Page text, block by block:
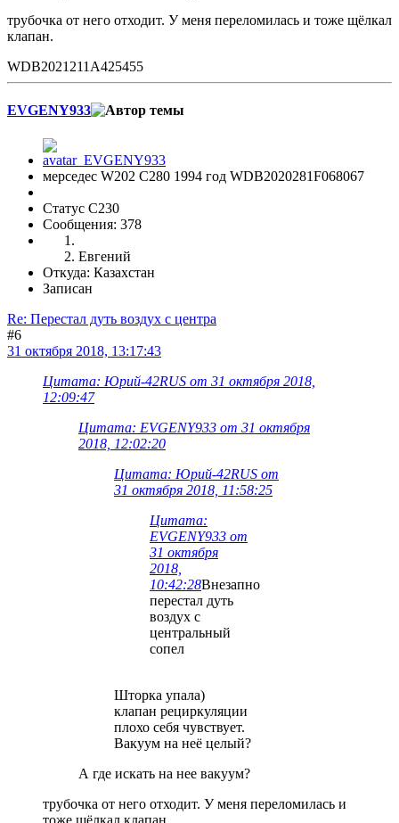
трубочка от него отходит. У меня переломилась и тоже щёлкал
клапан.
WDB2021211A425455
EVGENY933
мерседес W202 С280 1994 год WDB2020281F068067
Статус C230
Сообщения: 378
Евгений
Откуда: Казахстан
Записан
Re: Перестал дуть воздух с центра
#6
31 октября 2018, 13:17:43
Цитата: Юрий-42RUS от 31 октября 2018,
12:09:47
Цитата: EVGENY933 от 31 октября
2018, 12:02:20
Цитата: Юрий-42RUS от
31 октября 2018, 11:58:25
Цитата:
EVGENY933 от
31 октября
2018,
10:42:28Внезапно
перестал дуть
воздух с
центральный
сопел
Шторка упала)
клапан рециркуляции
плохо себя чувствует.
Вакуум на неё целый?
А где искать на нее вакуум?
трубочка от него отходит. У меня переломилась и
тоже щёлкал клапан.